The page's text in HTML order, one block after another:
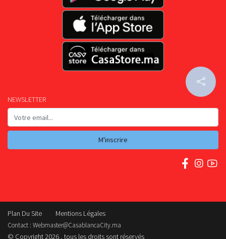
NEWSLETTER
M'inscrire
Plan Du Site Mentions Légales
Contact : Webmaster@CasablancaCity.ma
© Copyright 2026 , tous les droits sont réservés